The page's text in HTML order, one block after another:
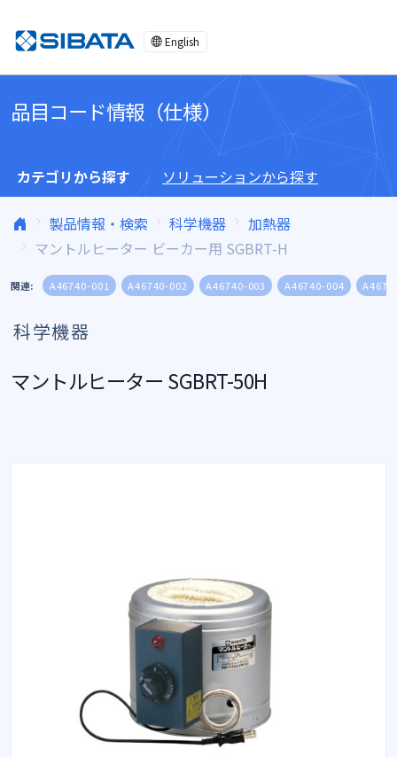
English
品目コード情報（仕様）
カテゴリから探す ソリューションから探す
製品情報・検索 科学機器
加熱器
マントルヒーター ビーカー用 SGBRT-H
関連: A46740-001 A46740-002 A46740-003 A46740-004
科学機器
マントルヒーター SGBRT-50H